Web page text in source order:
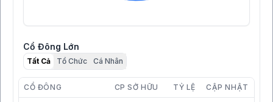
Cổ Đông Lớn
Tất Cả Tổ Chức Cá Nhân
CỔ ĐÔNG CP SỞ HỮU TỶ LỆ CẬP NHẬT